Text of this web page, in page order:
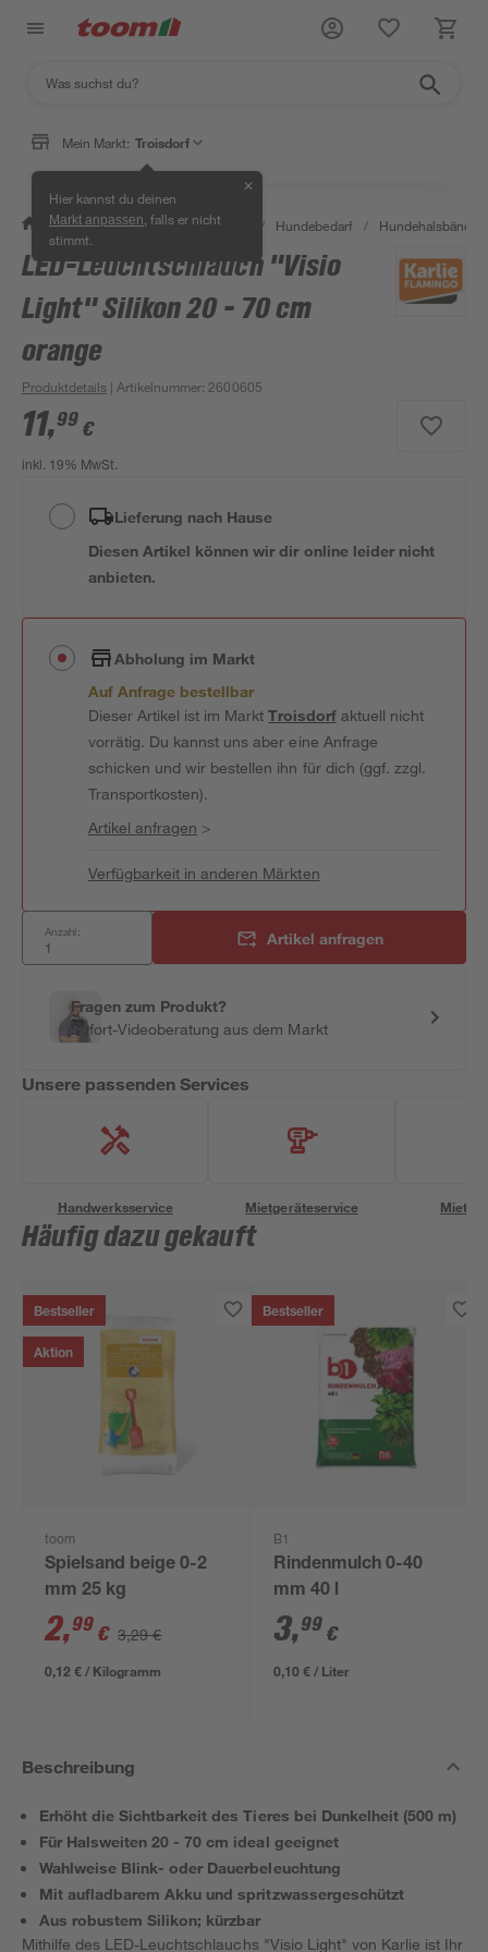
Mein Markt: Troisdorf
Hier kannst du deinen
Markt anpassen , falls er nicht
stimmt.
✕
/ Garten & Freizeit / Tierbedarf / Hundebedarf / Hundehalsbänder
LED-Leuchtschlauch "Visio
Light" Silikon 20 - 70 cm
orange
Produktdetails | Artikelnummer: 2600605
11,99 €
inkl. 19% MwSt.
Lieferung nach Hause
Diesen Artikel können wir dir online leider nicht
anbieten.
Abholung im Markt
Auf Anfrage bestellbar
Dieser Artikel ist im MarktTroisdorfaktuell nicht
vorrätig. Du kannst uns aber eine Anfrage
schicken und wir bestellen ihn für dich (ggf. zzgl.
Transportkosten).
Artikel anfragen >
Verfügbarkeit in anderen Märkten
Anzahl: Artikel anfragen
Fragen zum Produkt?
Sofort-Videoberatung aus dem Markt
Unsere passenden Services
Handwerksservice Mietgeräteservice
Häufig dazu gekauft
Bestseller
Aktion
toom
Spielsand beige 0-2
mm 25 kg
2,99 € 3,29 €
0,12 € / Kilogramm
Bestseller
B1
Rindenmulch 0-40
mm 40 l
3,99 €
0,10 € / Liter
Beschreibung
Erhöht die Sichtbarkeit des Tieres bei Dunkelheit (500 m)
Für Halsweiten 20 - 70 cm ideal geeignet
Wahlweise Blink- oder Dauerbeleuchtung
Mit aufladbarem Akku und spritzwassergeschützt
Aus robustem Silikon; kürzbar
Mithilfe des LED-Leuchtschlauchs "Visio Light" von Karlie ist Ihr